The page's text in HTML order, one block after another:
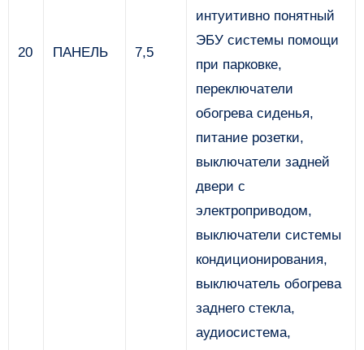
20 ПАНЕЛЬ 7,5
интуитивно понятный
ЭБУ системы помощи
при парковке,
переключатели
обогрева сиденья,
питание розетки,
выключатели задней
двери с
электроприводом,
выключатели системы
кондиционирования,
выключатель обогрева
заднего стекла,
аудиосистема,